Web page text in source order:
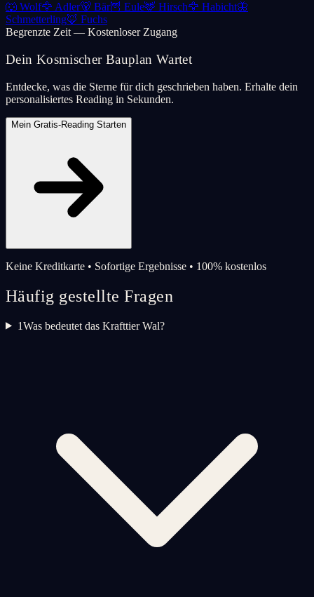
🐺 Wolf🦅 Adler🐻 Bär🦉 Eule🦌 Hirsch🦅 Habicht🦋
Schmetterling🦊 Fuchs
Begrenzte Zeit — Kostenloser Zugang
Dein Kosmischer Bauplan Wartet
Entdecke, was die Sterne für dich geschrieben haben. Erhalte dein
personalisiertes Reading in Sekunden.
Mein Gratis-Reading Starten
Keine Kreditkarte • Sofortige Ergebnisse • 100% kostenlos
Häufig gestellte Fragen
1Was bedeutet das Krafttier Wal?